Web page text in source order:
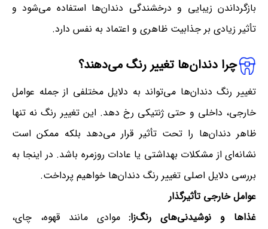
بازگرداندن زیبایی و درخشندگی دندان‌ها استفاده می‌شود و
تأثیر زیادی بر جذابیت ظاهری و اعتماد به نفس دارد.
چرا دندان‌ها تغییر رنگ می‌دهند؟
تغییر رنگ دندان‌ها می‌تواند به دلایل مختلفی از جمله عوامل
خارجی، داخلی و حتی ژنتیکی رخ دهد. این تغییر رنگ نه تنها
ظاهر دندان‌ها را تحت تأثیر قرار می‌دهد بلکه ممکن است
نشانه‌ای از مشکلات بهداشتی یا عادات روزمره باشد. در اینجا به
بررسی دلایل اصلی تغییر رنگ دندان‌ها خواهیم پرداخت.
عوامل خارجی تأثیرگذار
غذاها و نوشیدنی‌های رنگ‌زا:موادی مانند قهوه، چای،